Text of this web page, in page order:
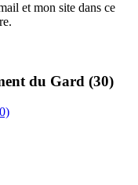
et mon site dans ce
du Gard (30)